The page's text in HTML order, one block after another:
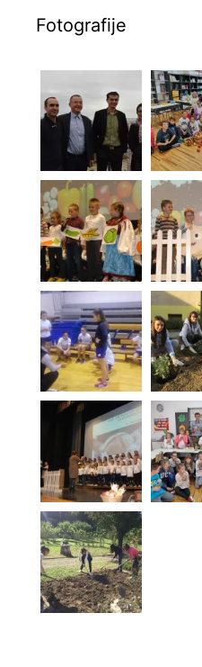
Fotografije